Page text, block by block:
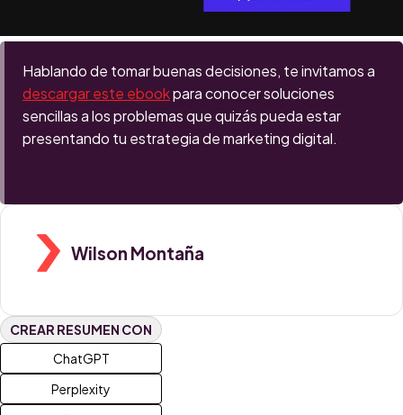
Hablando de tomar buenas decisiones, te invitamos a
descargar este ebookpara conocer soluciones
sencillas a los problemas que quizás pueda estar
presentando tu estrategia de marketing digital.
Wilson Montaña
CREAR RESUMEN CON
ChatGPT
Perplexity